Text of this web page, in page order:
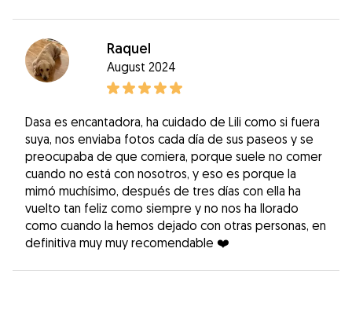
Raquel
August 2024
Dasa es encantadora, ha cuidado de Lili como si fuera
suya, nos enviaba fotos cada día de sus paseos y se
preocupaba de que comiera, porque suele no comer
cuando no está con nosotros, y eso es porque la
mimó muchísimo, después de tres días con ella ha
vuelto tan feliz como siempre y no nos ha llorado
como cuando la hemos dejado con otras personas, en
definitiva muy muy recomendable ❤️